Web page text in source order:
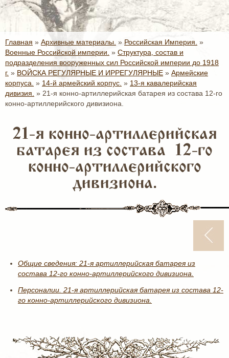
Главная » Архивные материалы. » Российская Империя. »
Военные Российской империи. » Структура, состав и
подразделения вооруженных сил Российской империи до 1918
г. » ВОЙСКА РЕГУЛЯРНЫЕ И ИРРЕГУЛЯРНЫЕ » Армейские
корпуса. » 14-й армейский корпус. » 13-я кавалерийская
дивизия. » 21-я конно-артиллерийская батарея из состава 12-го
конно-артиллерийского дивизиона.
21-я конно-артиллерийская
батарея из состава 12-го
конно-артиллерийского
дивизиона.
Общие сведения: 21-я артиллерийская батарея из
состава 12-го конно-артиллерийского дивизиона.
Персоналии. 21-я артиллерийская батарея из состава 12-
го конно-артиллерийского дивизиона.